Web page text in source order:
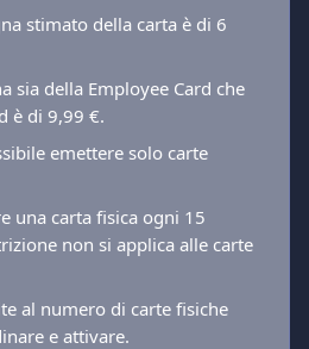
stimato della carta è di 6
sia della Employee Card che
è di 9,99 €.
emettere solo carte
una carta fisica ogni 15
non si applica alle carte
al numero di carte fisiche
e attivare.